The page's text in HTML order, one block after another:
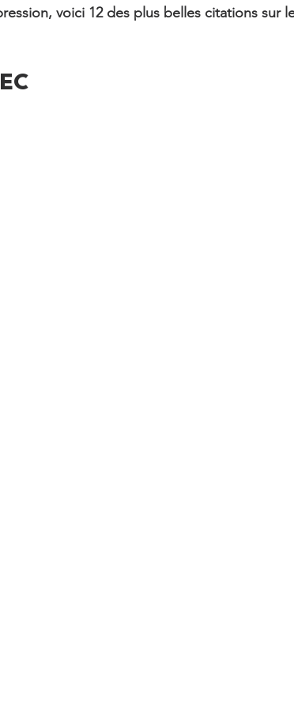
voici 12 des plus belles citations sur